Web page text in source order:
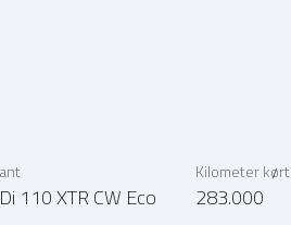
110 XTR CW Eco
Kilometer kørt
283.000